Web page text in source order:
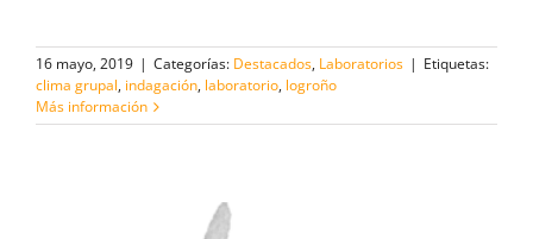
16 mayo, 2019 | Categorías: Destacados, Laboratorios | Etiquetas:
clima grupal, indagación, laboratorio, logroño
Más información